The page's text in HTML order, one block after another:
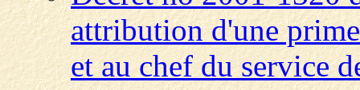
attribution d'une
et au chef du service